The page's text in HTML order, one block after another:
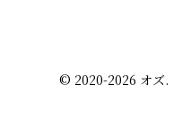
© 2020-2026 オズ.